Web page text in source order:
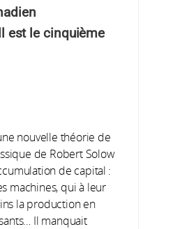
est le cinquième
nouvelle théorie de
de Robert Solow
de capital :
machines, qui à leur
la production en
Il manquait